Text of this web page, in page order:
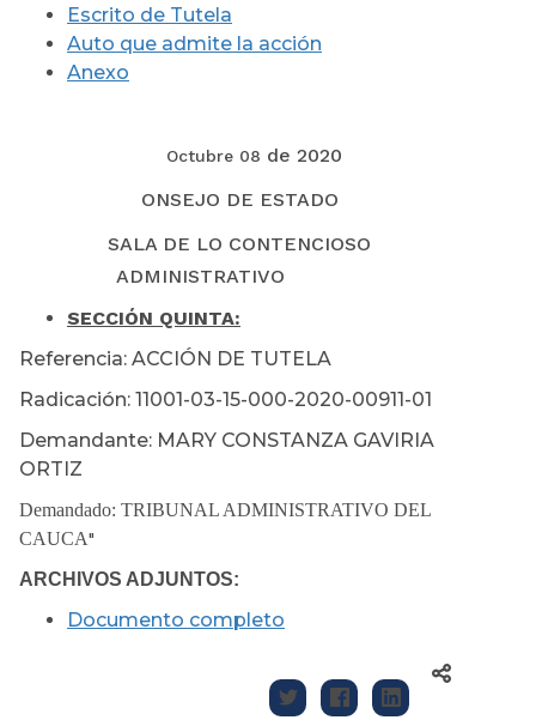
Escrito de Tutela
Auto que admite la acción
Anexo
Octubre 08 de 2020
ONSEJO DE ESTADO
SALA DE LO CONTENCIOSO
ADMINISTRATIVO
SECCIÓN QUINTA:
Referencia: ACCIÓN DE TUTELA
Radicación: 11001-03-15-000-2020-00911-01
Demandante: MARY CONSTANZA GAVIRIA
ORTIZ
Demandado: TRIBUNAL ADMINISTRATIVO DEL
CAUCA"
ARCHIVOS ADJUNTOS:
Documento completo